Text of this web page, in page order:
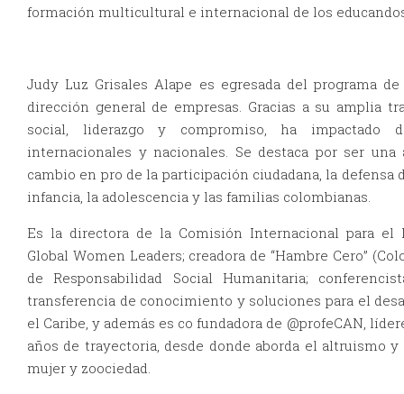
formación multicultural e internacional de los
Judy Luz Grisales Alape es egresada del programa
dirección general de empresas. Gracias a su amplia
social, liderazgo y compromiso, ha impactado
internacionales y nacionales. Se destaca por ser
cambio en pro de la participación ciudadana, la defensa
infancia, la adolescencia y las familias colombianas.
Es la directora de la Comisión Internacional para el
Global Women Leaders; creadora de “Hambre Cero”
de Responsabilidad Social Humanitaria;
transferencia de conocimiento y soluciones para el
el Caribe, y además es co fundadora de @profeCAN,
años de trayectoria, desde donde aborda el altruismo
mujer y zoociedad.